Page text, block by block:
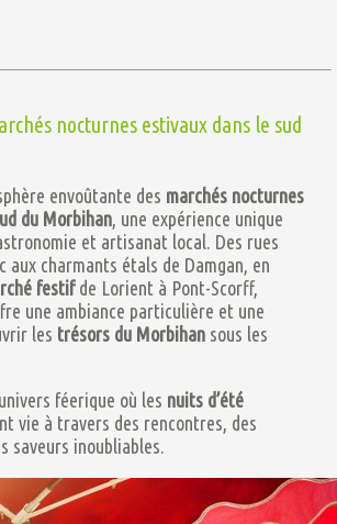
nocturnes estivaux dans le sud
envoûtante des marchés nocturnes
du Morbihan , une expérience unique
et artisanat local. Des rues
aux charmants étals de Damgan, en
festifde Lorient à Pont-Scorff,
une ambiance particulière et une
les trésors du Morbihan sous les
féerique où les nuits d’été
vie à travers des rencontres, des
saveurs inoubliables.